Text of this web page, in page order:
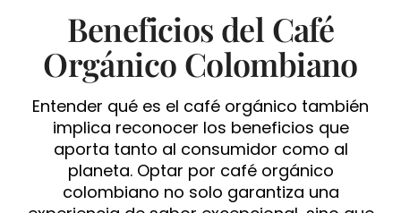
Beneficios del Café
Orgánico Colombiano
Entender qué es el café orgánico también
implica reconocer los beneficios que
aporta tanto al consumidor como al
planeta. Optar por café orgánico
colombiano no solo garantiza una